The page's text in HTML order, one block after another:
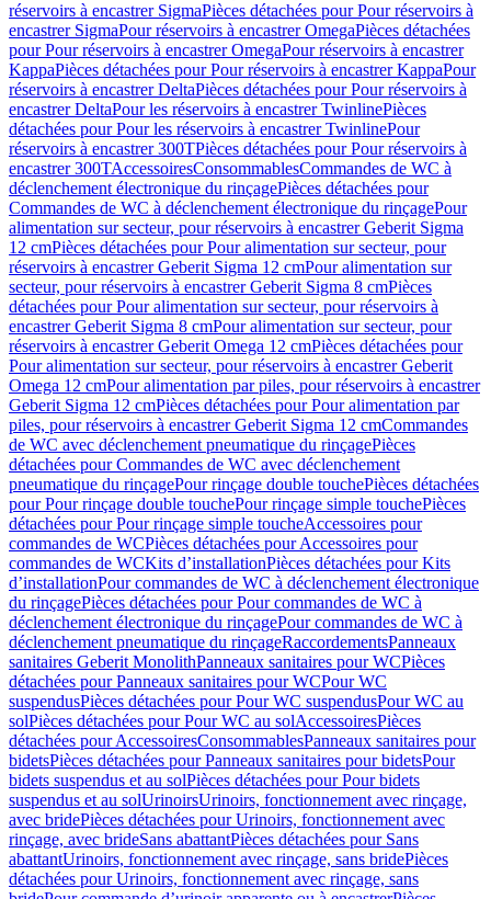
réservoirs à encastrer SigmaPièces détachées pour Pour réservoirs à
encastrer SigmaPour réservoirs à encastrer OmegaPièces détachées
pour Pour réservoirs à encastrer OmegaPour réservoirs à encastrer
KappaPièces détachées pour Pour réservoirs à encastrer KappaPour
réservoirs à encastrer DeltaPièces détachées pour Pour réservoirs à
encastrer DeltaPour les réservoirs à encastrer TwinlinePièces
détachées pour Pour les réservoirs à encastrer TwinlinePour
réservoirs à encastrer 300TPièces détachées pour Pour réservoirs à
encastrer 300TAccessoiresConsommablesCommandes de WC à
déclenchement électronique du rinçagePièces détachées pour
Commandes de WC à déclenchement électronique du rinçagePour
alimentation sur secteur, pour réservoirs à encastrer Geberit Sigma
12 cmPièces détachées pour Pour alimentation sur secteur, pour
réservoirs à encastrer Geberit Sigma 12 cmPour alimentation sur
secteur, pour réservoirs à encastrer Geberit Sigma 8 cmPièces
détachées pour Pour alimentation sur secteur, pour réservoirs à
encastrer Geberit Sigma 8 cmPour alimentation sur secteur, pour
réservoirs à encastrer Geberit Omega 12 cmPièces détachées pour
Pour alimentation sur secteur, pour réservoirs à encastrer Geberit
Omega 12 cmPour alimentation par piles, pour réservoirs à encastrer
Geberit Sigma 12 cmPièces détachées pour Pour alimentation par
piles, pour réservoirs à encastrer Geberit Sigma 12 cmCommandes
de WC avec déclenchement pneumatique du rinçagePièces
détachées pour Commandes de WC avec déclenchement
pneumatique du rinçagePour rinçage double touchePièces détachées
pour Pour rinçage double touchePour rinçage simple touchePièces
détachées pour Pour rinçage simple toucheAccessoires pour
commandes de WCPièces détachées pour Accessoires pour
commandes de WCKits d’installationPièces détachées pour Kits
d’installationPour commandes de WC à déclenchement électronique
du rinçagePièces détachées pour Pour commandes de WC à
déclenchement électronique du rinçagePour commandes de WC à
déclenchement pneumatique du rinçageRaccordementsPanneaux
sanitaires Geberit MonolithPanneaux sanitaires pour WCPièces
détachées pour Panneaux sanitaires pour WCPour WC
suspendusPièces détachées pour Pour WC suspendusPour WC au
solPièces détachées pour Pour WC au solAccessoiresPièces
détachées pour AccessoiresConsommablesPanneaux sanitaires pour
bidetsPièces détachées pour Panneaux sanitaires pour bidetsPour
bidets suspendus et au solPièces détachées pour Pour bidets
suspendus et au solUrinoirsUrinoirs, fonctionnement avec rinçage,
avec bridePièces détachées pour Urinoirs, fonctionnement avec
rinçage, avec brideSans abattantPièces détachées pour Sans
abattantUrinoirs, fonctionnement avec rinçage, sans bridePièces
détachées pour Urinoirs, fonctionnement avec rinçage, sans